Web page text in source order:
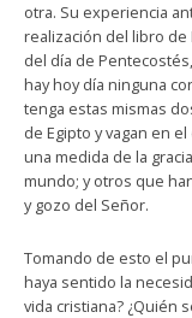
otra. Su experiencia
realización del libro
del día de
hay hoy día ninguna
tenga estas mismas
de Egipto y vagan en
una medida de la
mundo; y otros que
y gozo del Señor.
Tomando de esto el
haya sentido la
vida cristiana? ¿Quién